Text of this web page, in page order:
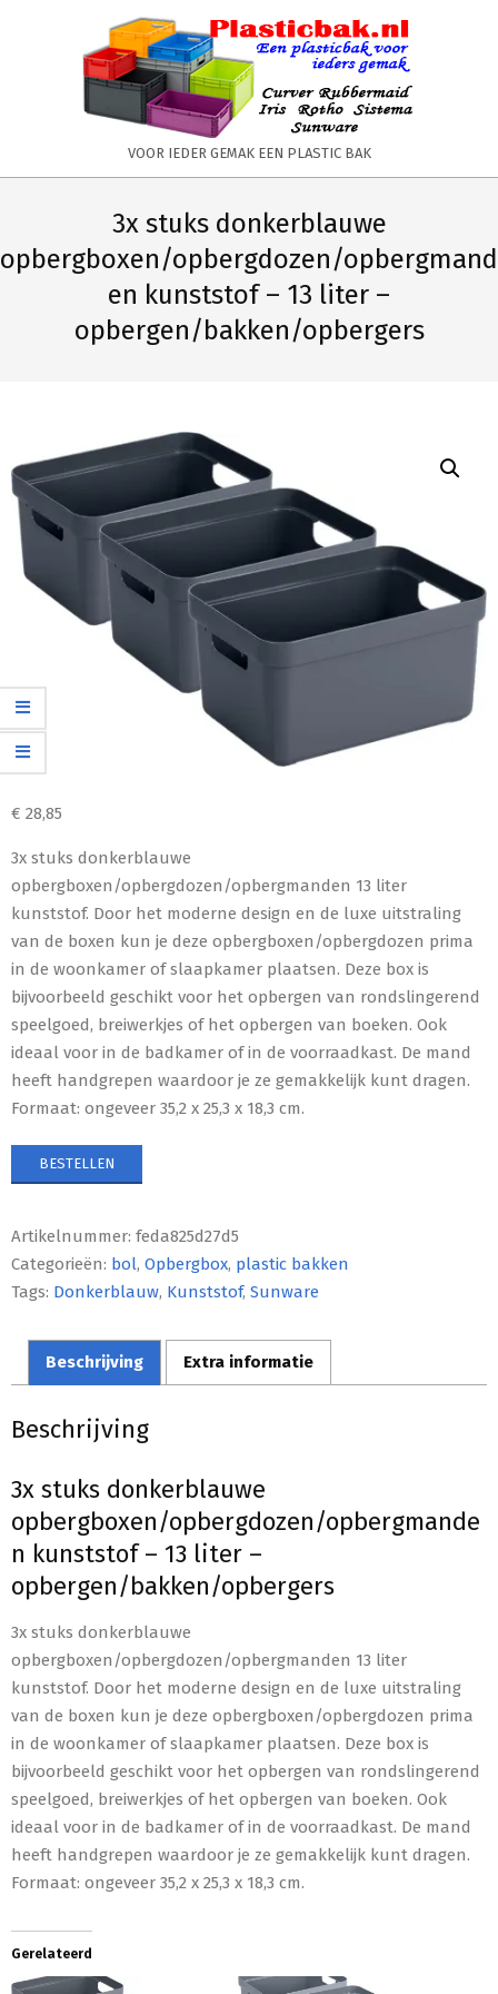
PLASTICBAK.NL
VOOR IEDER GEMAK EEN PLASTIC BAK
Menu
Menu
3x stuks donkerblauwe
opbergboxen/opbergdozen/opbergmand
en kunststof – 13 liter –
opbergen/bakken/opbergers
€ 28,85
3x stuks donkerblauwe
opbergboxen/opbergdozen/opbergmanden 13 liter
kunststof. Door het moderne design en de luxe uitstraling
van de boxen kun je deze opbergboxen/opbergdozen prima
in de woonkamer of slaapkamer plaatsen. Deze box is
bijvoorbeeld geschikt voor het opbergen van rondslingerend
speelgoed, breiwerkjes of het opbergen van boeken. Ook
ideaal voor in de badkamer of in de voorraadkast. De mand
heeft handgrepen waardoor je ze gemakkelijk kunt dragen.
Formaat: ongeveer 35,2 x 25,3 x 18,3 cm.
BESTELLEN
Artikelnummer: feda825d27d5
Categorieën: bol, Opbergbox, plastic bakken
Tags: Donkerblauw, Kunststof, Sunware
Beschrijving Extra informatie
Beschrijving
3x stuks donkerblauwe
opbergboxen/opbergdozen/opbergmande
n kunststof – 13 liter –
opbergen/bakken/opbergers
3x stuks donkerblauwe
opbergboxen/opbergdozen/opbergmanden 13 liter
kunststof. Door het moderne design en de luxe uitstraling
van de boxen kun je deze opbergboxen/opbergdozen prima
in de woonkamer of slaapkamer plaatsen. Deze box is
bijvoorbeeld geschikt voor het opbergen van rondslingerend
speelgoed, breiwerkjes of het opbergen van boeken. Ook
ideaal voor in de badkamer of in de voorraadkast. De mand
heeft handgrepen waardoor je ze gemakkelijk kunt dragen.
Formaat: ongeveer 35,2 x 25,3 x 18,3 cm.
Gerelateerd